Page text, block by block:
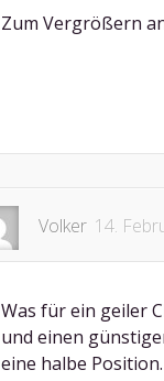
Zum Vergrößern
Volker 14.
Was für ein geiler
und einen
eine halbe